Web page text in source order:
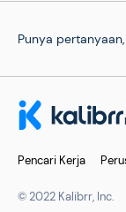
Punya
Pencari Kerja
© 2022 Kalibrr, Inc.